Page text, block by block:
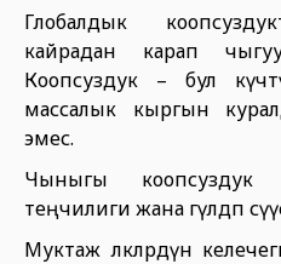
Глобалдык
кайрадан карап
Коопсуздук – бул
массалык кыргын
эмес.
Чыныгы
теңчилиги жана гүлдөп
Муктаж өлкөлөрдүн